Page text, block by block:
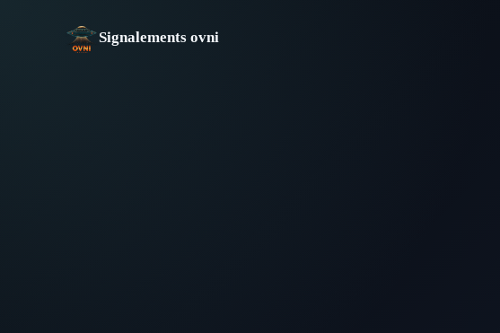
Signalements ovni